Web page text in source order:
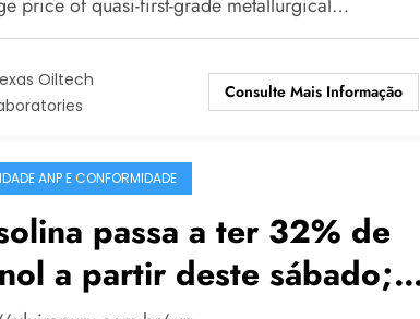
Oiltech
Consulte Mais Informação
ANP E CONFORMIDADE
passa a ter 32% de
a partir deste sábado;